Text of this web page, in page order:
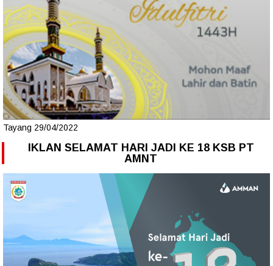
Tayang 29/04/2022
IKLAN SELAMAT HARI JADI KE 18 KSB PT
AMNT